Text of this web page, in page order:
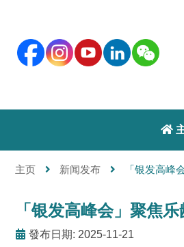

主页 新闻发布 「银发高峰
「银发高峰会」聚焦
發布日期: 2025-11-21